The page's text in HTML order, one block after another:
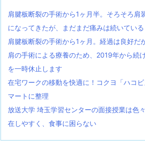
肩腱板断裂の手術から1ヶ月半。そろそろ肩
になってきたが、まだまだ痛みは続いている
肩腱板断裂の手術から1ヶ月。経過は良好だ
肩の手術による療養のため、2019年から続
を一時休止します
在宅ワークの移動を快適に！コクヨ「ハコ
マートに整理
放送大学 埼玉学習センターの面接授業は色
在しやすく、食事に困らない